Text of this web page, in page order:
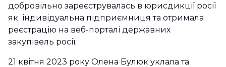
добровільно зареєструвалась в юрисдикції росії
як індивідуальна підприємниця та отримала
реєстрацію на веб-порталі державних
закупівель росії.
21 квітня 2023 року Олена Булюк уклала та